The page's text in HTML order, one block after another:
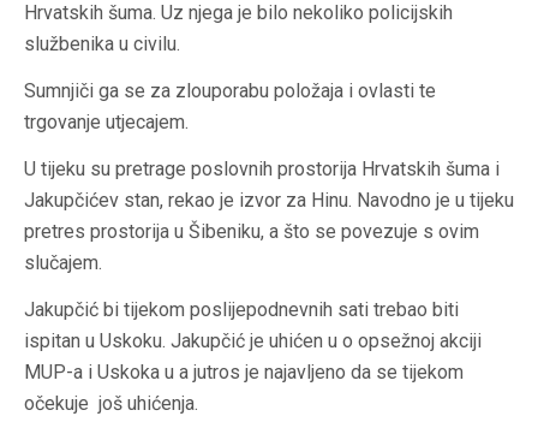
Hrvatskih šuma. Uz njega je bilo nekoliko policijskih
službenika u civilu.
Sumnjiči ga se za zlouporabu položaja i ovlasti te
trgovanje utjecajem.
U tijeku su pretrage poslovnih prostorija Hrvatskih šuma i
Jakupčićev stan, rekao je izvor za Hinu. Navodno je u tijeku
pretres prostorija u Šibeniku, a što se povezuje s ovim
slučajem.
Jakupčić bi tijekom poslijepodnevnih sati trebao biti
ispitan u Uskoku. Jakupčić je uhićen u o opsežnoj akciji
MUP-a i Uskoka u a jutros je najavljeno da se tijekom
očekuje još uhićenja.